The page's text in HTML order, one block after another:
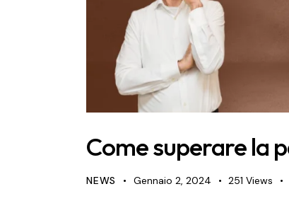
Come superare la
NEWS Gennaio 2, 2024 251 Views